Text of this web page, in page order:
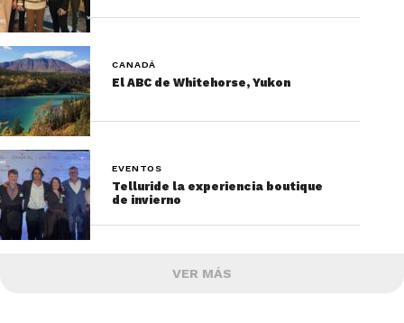
CANADÁ
El ABC de Whitehorse, Yukon
EVENTOS
Telluride la experiencia boutique
de invierno
VER MÁS